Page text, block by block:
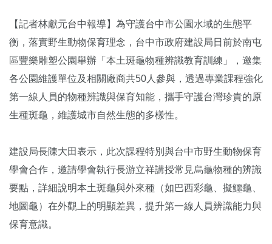
【記者林獻元台中報導】為守護台中市公園水域的生態平
衡，落實野生動物保育理念，台中市政府建設局日前於南屯
區豐樂雕塑公園舉辦「本土斑龜物種辨識教育訓練」，邀集
各公園維護單位及相關廠商共50人參與，透過專業課程強化
第一線人員的物種辨識與保育知能，攜手守護台灣珍貴的原
生種斑龜，維護城市自然生態的多樣性。
建設局長陳大田表示，此次課程特別與台中市野生動物保育
學會合作，邀請學會執行長游立祥講授常見烏龜物種的辨識
要點，詳細說明本土斑龜與外來種（如巴西彩龜、擬鱷龜、
地圖龜）在外觀上的明顯差異，提升第一線人員辨識能力與
保育意識。